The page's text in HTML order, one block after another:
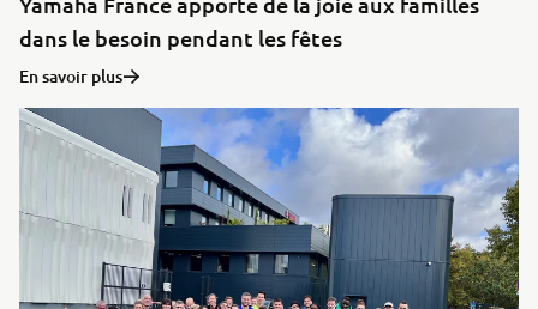
dans le besoin pendant les fêtes
En savoir plus